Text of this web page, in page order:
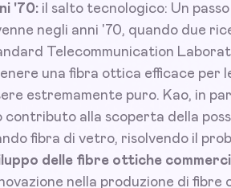
'70: il salto tecnologico: Un
negli anni '70, quando due
Telecommunication
una fibra ottica efficace per
estremamente puro. Kao, in
contributo alla scoperta della
fibra di vetro, risolvendo il
delle fibre ottiche
nella produzione di